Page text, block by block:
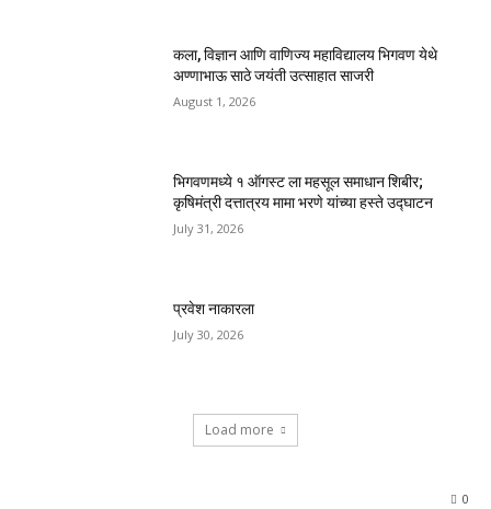
कला, विज्ञान आणि वाणिज्य महाविद्यालय भिगवण येथे
अण्णाभाऊ साठे जयंती उत्साहात साजरी
August 1, 2026
भिगवणमध्ये १ ऑगस्ट ला महसूल समाधान शिबीर;
कृषिमंत्री दत्तात्रय मामा भरणे यांच्या हस्ते उद्घाटन
July 31, 2026
प्रवेश नाकारला
July 30, 2026
Load more
0